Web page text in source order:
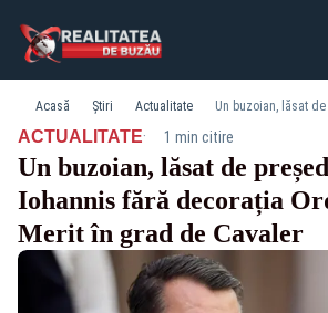
Acasă Știri Actualitate
ACTUALITATE· 1 min citire
Un buzoian, lăsat de
Iohannis fără decorația
Merit în grad de Cavaler